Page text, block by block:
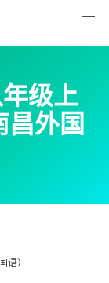
级上
外国
语）